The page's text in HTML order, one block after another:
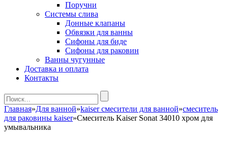
Поручни
Системы слива
Донные клапаны
Обвязки для ванны
Сифоны для биде
Сифоны для раковин
Ванны чугунные
Доставка и оплата
Контакты
Главная»Для ванной»kaiser смесители для ванной»смеситель
для раковины kaiser»Смеситель Kaiser Sonat 34010 хром для
умывальника